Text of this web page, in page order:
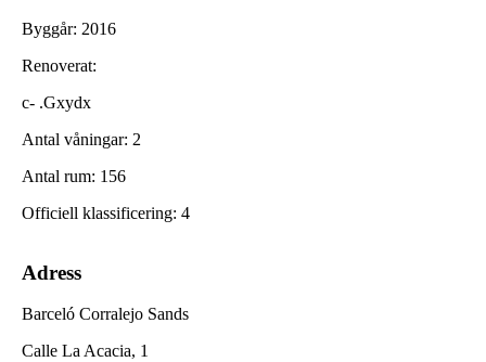
Byggår: 2016
Renoverat:
c- .Gxydx
Antal våningar: 2
Antal rum: 156
Officiell klassificering: 4
Adress
Barceló Corralejo Sands
Calle La Acacia, 1